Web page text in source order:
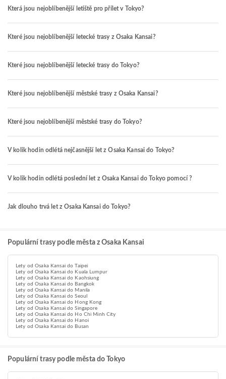
Která jsou nejoblíbenější letiště pro přílet v Tokyo?
Které jsou nejoblíbenější letecké trasy z Osaka Kansai?
Které jsou nejoblíbenější letecké trasy do Tokyo?
Které jsou nejoblíbenější městské trasy z Osaka Kansai?
Které jsou nejoblíbenější městské trasy do Tokyo?
V kolik hodin odlétá nejčasnější let z Osaka Kansai do Tokyo?
V kolik hodin odlétá poslední let z Osaka Kansai do Tokyo pomocí ?
Jak dlouho trvá let z Osaka Kansai do Tokyo?
Populární trasy podle města z Osaka Kansai
Lety od Osaka Kansai do Taipei
Lety od Osaka Kansai do Kuala Lumpur
Lety od Osaka Kansai do Kaohsiung
Lety od Osaka Kansai do Bangkok
Lety od Osaka Kansai do Manila
Lety od Osaka Kansai do Seoul
Lety od Osaka Kansai do Hong Kong
Lety od Osaka Kansai do Singapore
Lety od Osaka Kansai do Ho Chi Minh City
Lety od Osaka Kansai do Hanoi
Lety od Osaka Kansai do Busan
Populární trasy podle města do Tokyo